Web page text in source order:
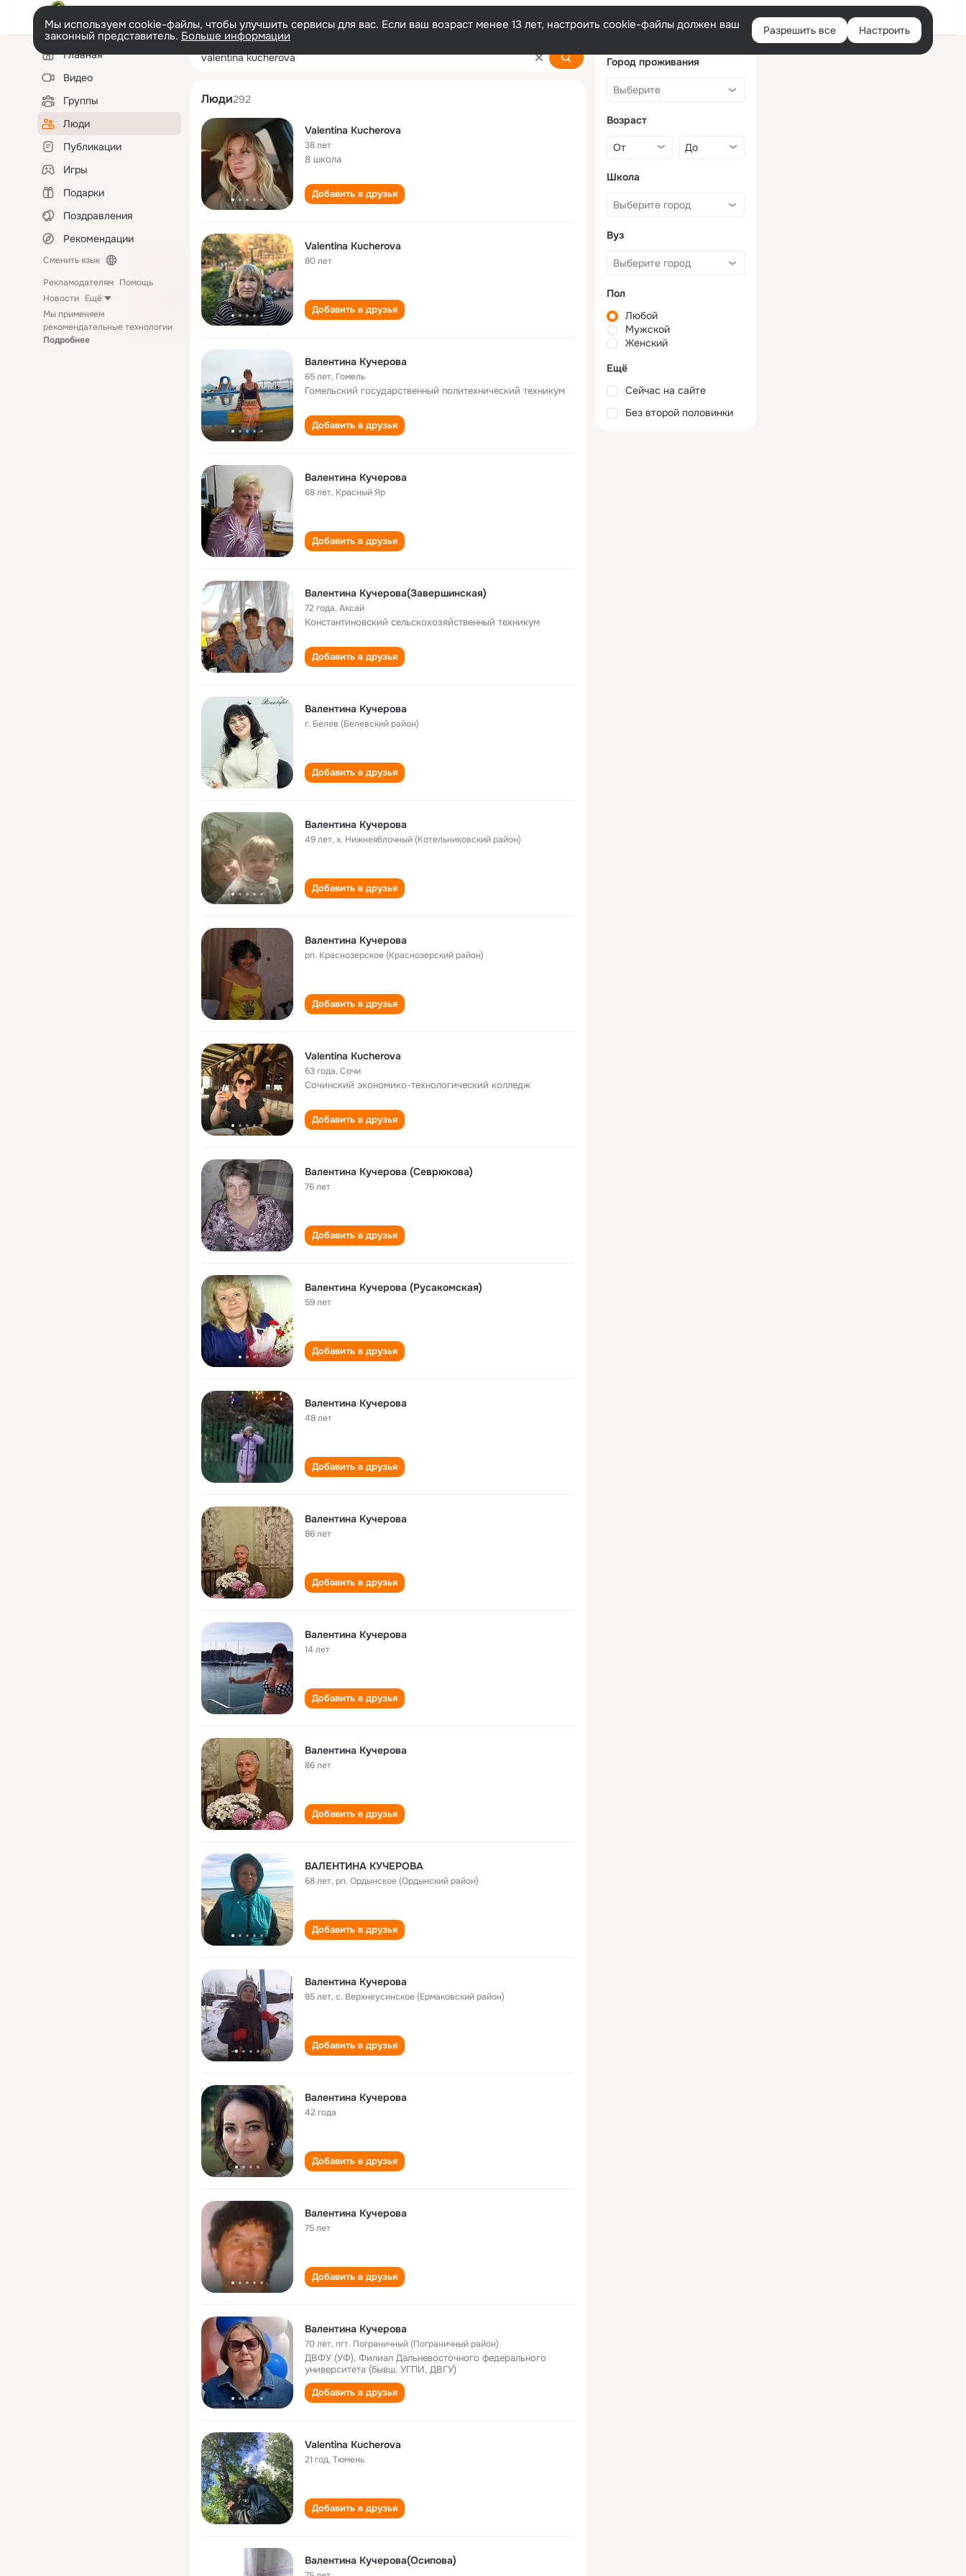
Войти
Мы используем cookie-файлы, чтобы улучшить сервисы для вас. Если ваш возраст менее 13 лет, настроить cookie-файлы должен ваш
законный представитель. Больше информации Разрешить все Настроить
Левая
колонкаГлавная
Видео
Группы
Люди
Публикации
Игры
Подарки
Поздравления
Рекомендации
Сменить язык
Рекламодателям Помощь
Новости Ещё
Мы применяем
рекомендательные технологии
Подробнее
valentina kucherova
Люди292
Valentina Kucherova
38 лет
8 школа
Добавить в друзья
Valentina Kucherova
80 лет
Добавить в друзья
Валентина Кучерова
65 лет, Гомель
Гомельский государственный политехнический техникум
Добавить в друзья
Валентина Кучерова
68 лет, Красный Яр
Добавить в друзья
Валентина Кучерова(Завершинская)
72 года,Аксай
Константиновский сельскохозяйственный техникум
Добавить в друзья
Валентина Кучерова
г. Белев (Белевский район)
Добавить в друзья
Валентина Кучерова
49 лет,х. Нижнеяблочный (Котельниковский район)
Добавить в друзья
Валентина Кучерова
рп. Краснозерское (Краснозерский район)
Добавить в друзья
Valentina Kucherova
63 года,Сочи
Сочинский экономико-технологический колледж
Добавить в друзья
Валентина Кучерова (Севрюкова)
76 лет
Добавить в друзья
Валентина Кучерова (Русакомская)
59 лет
Добавить в друзья
Валентина Кучерова
48 лет
Добавить в друзья
Валентина Кучерова
86 лет
Добавить в друзья
Валентина Кучерова
14 лет
Добавить в друзья
Валентина Кучерова
86 лет
Добавить в друзья
ВАЛЕНТИНА КУЧЕРОВА
68 лет,рп. Ордынское (Ордынский район)
Добавить в друзья
Валентина Кучерова
85 лет,с. Верхнеусинское (Ермаковский район)
Добавить в друзья
Валентина Кучерова
42 года
Добавить в друзья
Валентина Кучерова
75 лет
Добавить в друзья
Валентина Кучерова
70 лет,пгт. Пограничный (Пограничный район)
ДВФУ (УФ), Филиал Дальневосточного федерального
университета (бывш. УГПИ, ДВГУ)
Добавить в друзья
Valentina Kucherova
21 год,Тюмень
Добавить в друзья
Валентина Кучерова(Осипова)
Город проживания
Возраст
Школа
Вуз
Пол
Любой
Мужской
Женский
Ещё
Сейчас на сайте
Без второй половинки